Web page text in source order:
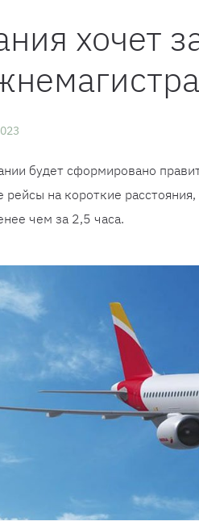
хочет
будет сформировано
рейсы на короткие
чем за 2,5 часа.